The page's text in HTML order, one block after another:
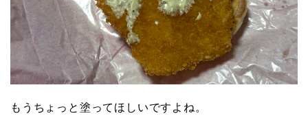
もうちょっと塗ってほしいですよね。